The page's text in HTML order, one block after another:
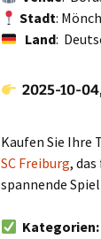
Stadt:
Land:
2025-10-
Kaufen Sie Ihre
SC Freiburg,
spannende
Kategorien: